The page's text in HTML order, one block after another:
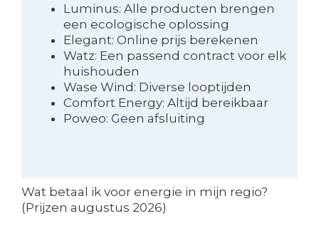
Luminus: Alle producten brengen
een ecologische oplossing
Elegant: Online prijs berekenen
Watz: Een passend contract voor elk
huishouden
Wase Wind: Diverse looptijden
Comfort Energy: Altijd bereikbaar
Poweo: Geen afsluiting
Wat betaal ik voor energie in mijn regio?
(Prijzen augustus 2026)